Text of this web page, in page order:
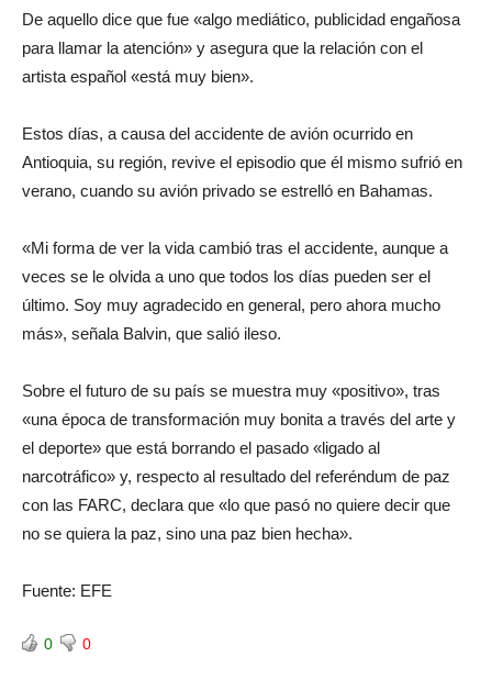
De aquello dice que fue «algo mediático, publicidad engañosa
para llamar la atención» y asegura que la relación con el
artista español «está muy bien».
Estos días, a causa del accidente de avión ocurrido en
Antioquia, su región, revive el episodio que él mismo sufrió en
verano, cuando su avión privado se estrelló en Bahamas.
«Mi forma de ver la vida cambió tras el accidente, aunque a
veces se le olvida a uno que todos los días pueden ser el
último. Soy muy agradecido en general, pero ahora mucho
más», señala Balvin, que salió ileso.
Sobre el futuro de su país se muestra muy «positivo», tras
«una época de transformación muy bonita a través del arte y
el deporte» que está borrando el pasado «ligado al
narcotráfico» y, respecto al resultado del referéndum de paz
con las FARC, declara que «lo que pasó no quiere decir que
no se quiera la paz, sino una paz bien hecha».
Fuente: EFE
0 0